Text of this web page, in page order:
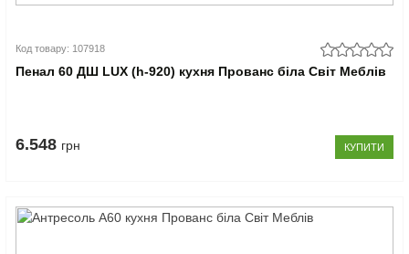
Код товару: 107918
Пенал 60 ДШ LUX (h-920) кухня Прованс біла Світ Меблів
6.548 грн КУПИТИ